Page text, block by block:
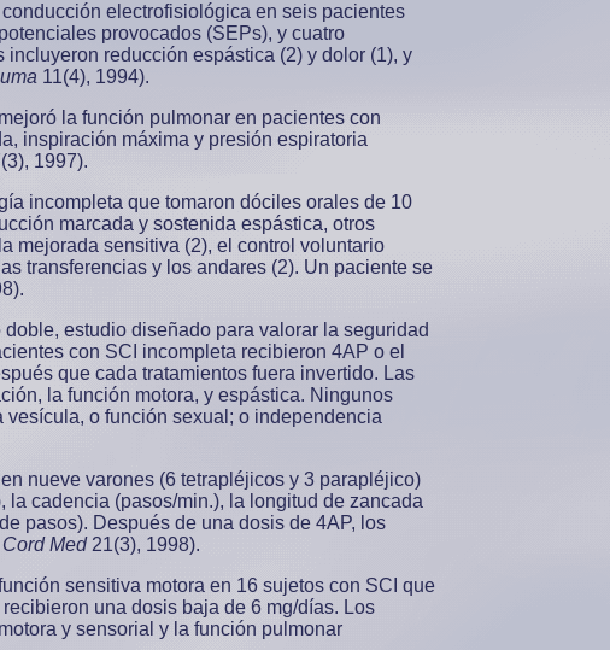
electrofisiológica en seis pacientes
provocados (SEPs), y cuatro
reducción espástica (2) y dolor (1), y
11(4), 1994).
la función pulmonar en pacientes con
inspiración máxima y presión espiratoria
1997).
incompleta que tomaron dóciles orales de 10
marcada y sostenida espástica, otros
mejorada sensitiva (2), el control voluntario
transferencias y los andares (2). Un paciente se
estudio diseñado para valorar la seguridad
con SCI incompleta recibieron 4AP o el
que cada tratamientos fuera invertido. Las
la función motora, y espástica. Ningunos
o función sexual; o independencia
nueve varones (6 tetrapléjicos y 3 parapléjico)
cadencia (pasos/min.), la longitud de zancada
pasos). Después de una dosis de 4AP, los
Med21(3), 1998).
sensitiva motora en 16 sujetos con SCI que
una dosis baja de 6 mg/días. Los
y sensorial y la función pulmonar